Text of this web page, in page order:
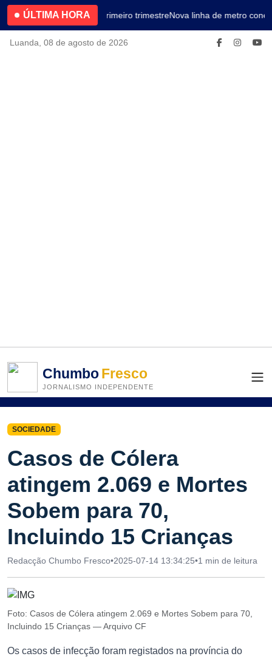
ÚLTIMA HORA4.2% no primeiro trimestreNova linha de metro
Luanda, 08 de agosto de 2026
ChumboFresco
JORNALISMO INDEPENDENTE
SOCIEDADE
Casos de Cólera
atingem 2.069 e Mortes
Sobem para 70,
Incluindo 15 Crianças
Redacção Chumbo Fresco•2025-07-14 13:34:25•1 min de leitura
Foto: Casos de Cólera atingem 2.069 e Mortes Sobem para 70,
Incluindo 15 Crianças — Arquivo CF
Os casos de infecção foram registados na província do